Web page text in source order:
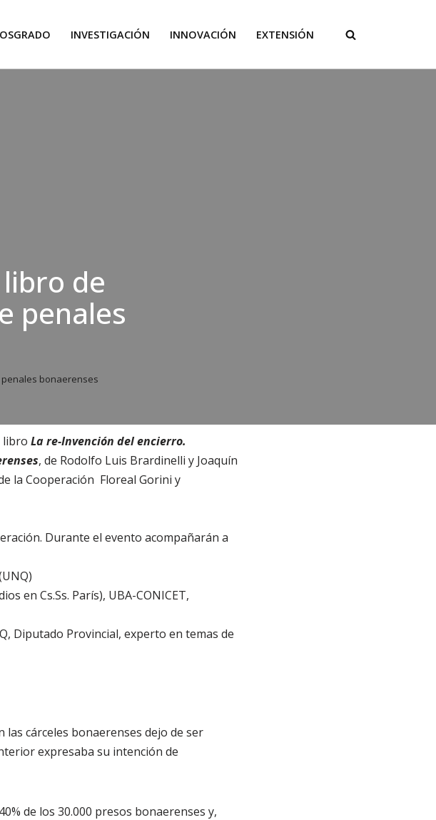
INVESTIGACIÓN INNOVACIÓN EXTENSIÓN
de
penales
bonaerenses
libro La re-Invención del encierro.
, de Rodolfo Luis Brardinelli y Joaquín
la Cooperación Floreal Gorini y
Durante el evento acompañarán a
en Cs.Ss. París), UBA-CONICET,
Diputado Provincial, experto en temas de
cárceles bonaerenses dejo de ser
expresaba su intención de
de los 30.000 presos bonaerenses y,